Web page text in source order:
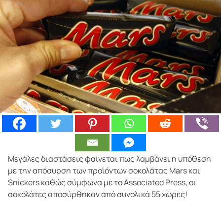
Μεγάλες διαστάσεις φαίνεται πως λαμβάνει η υπόθεση
με την απόσυρση των προϊόντων σοκολάτας Mars και
Snickers καθώς σύμφωνα με το Associated Press, οι
σοκολάτες αποσύρθηκαν από συνολικά 55 χώρες!